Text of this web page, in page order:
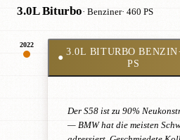
3.0L Biturbo· Benziner· 460 PS
2022
●
3.0L BITURBO BENZIN
PS
Der S58 ist zu 90%
— BMW hat die meisten